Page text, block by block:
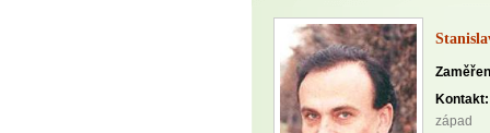
Kontakt:
západ